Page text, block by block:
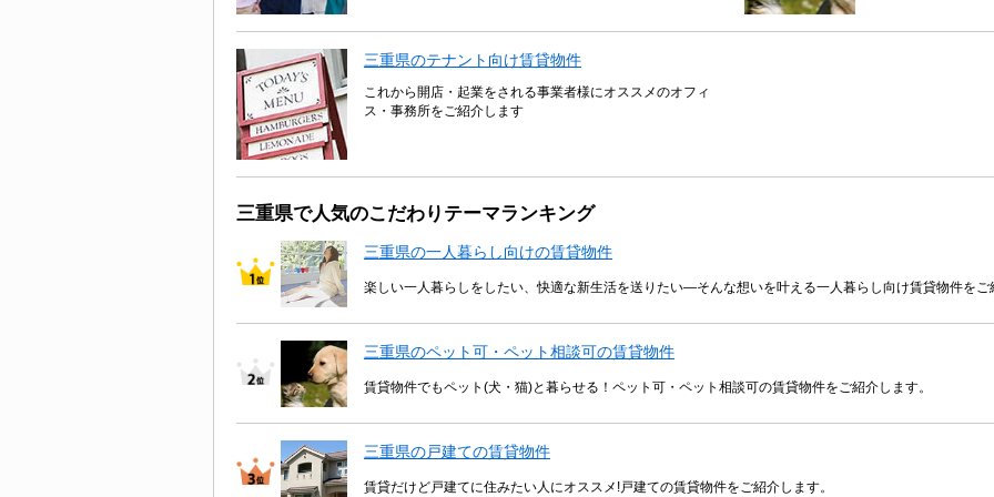
三重県のテナント向け賃貸物件
これから開店・起業をされる事業者様にオススメのオフィ
ス・事務所をご紹介します
三重県で人気のこだわりテーマランキング
三重県の一人暮らし向けの賃貸物件
楽しい一人暮らしをしたい、快適な新生活を送りたい―そんな想いを叶える一人暮らし向け賃貸物件をご
三重県のペット可・ペット相談可の賃貸物件
賃貸物件でもペット(犬・猫)と暮らせる！ペット可・ペット相談可の賃貸物件をご紹介します。
三重県の戸建ての賃貸物件
賃貸だけど戸建てに住みたい人にオススメ!戸建ての賃貸物件をご紹介します。